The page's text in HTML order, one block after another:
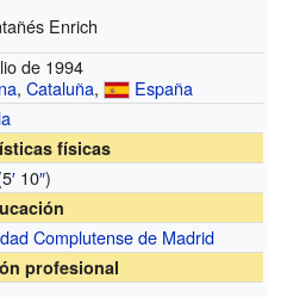
Enrich
de 1994
,Cataluña, España
físicas
′ 10″)
Complutense de Madrid
profesional